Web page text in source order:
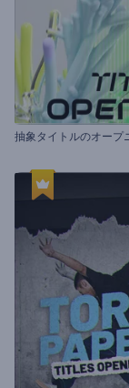
抽象タイトルのオープ